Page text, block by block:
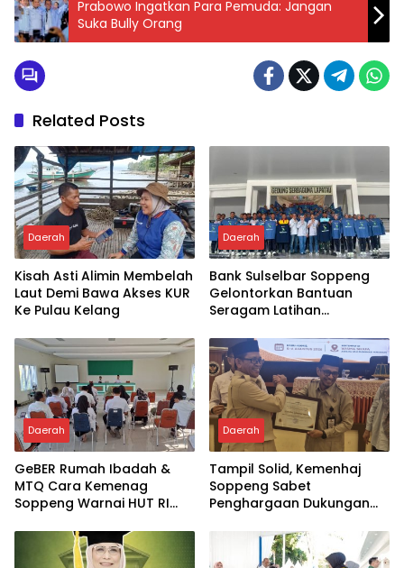
Prabowo Ingatkan Para Pemuda: Jangan
Suka Bully Orang
Related Posts
Daerah
Kisah Asti Alimin Membelah
Laut Demi Bawa Akses KUR
Ke Pulau Kelang
Daerah
Bank Sulselbar Soppeng
Gelontorkan Bantuan
Seragam Latihan
Daerah
GeBER Rumah Ibadah &
MTQ Cara Kemenag
Soppeng Warnai HUT RI
Daerah
Tampil Solid, Kemenhaj
Soppeng Sabet
Penghargaan Dukungan
Kesehatan Haji Terbaik